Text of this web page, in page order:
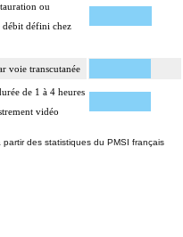
ou
débit défini chez
voie transcutanée
de 1 à 4 heures
vidéo
des statistiques du PMSI français